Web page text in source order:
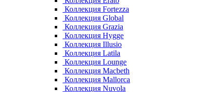
Коллекция Fortezza
Коллекция Global
Коллекция Grazia
Коллекция Hygge
Коллекция Illusio
Коллекция Latila
Коллекция Lounge
Коллекция Macbeth
Коллекция Mallorca
Коллекция Nuvola